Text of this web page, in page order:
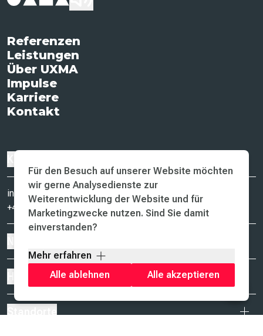
Referenzen
Leistungen
Über UXMA
Impulse
Karriere
Kontakt
info@uxma.com
+49 431 80002-0
Hauptsitz
Für den Besuch auf unserer Website möchten
wir gerne Analysedienste zur
Weiterentwicklung der Website und für
Marketingzwecke nutzen. Sind Sie damit
einverstanden?
Mehr erfahren
Alle ablehnen
Alle akzeptieren